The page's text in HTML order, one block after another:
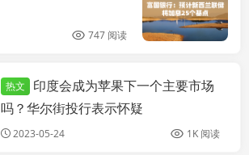
747 阅读
实时要闻
热文
印度会成为苹果下一个主要市场
吗？华尔街投行表示怀疑
2023-05-24 1K 阅读